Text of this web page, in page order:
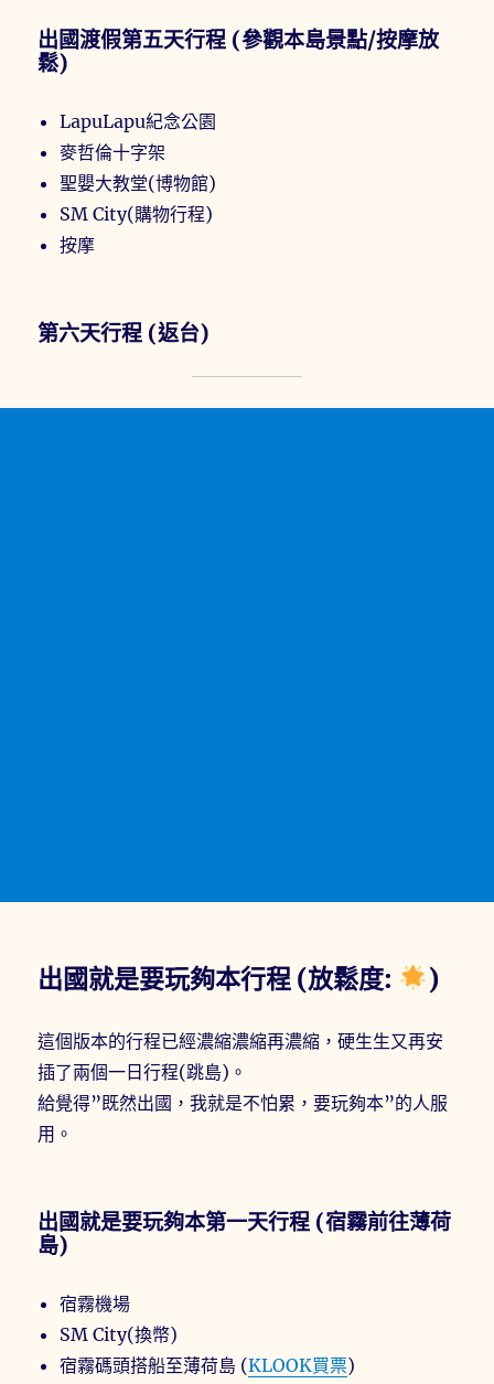
出國渡假第五天行程 (參觀本島景點/按摩放
鬆)
LapuLapu紀念公園
麥哲倫十字架
聖嬰大教堂(博物館)
SM City(購物行程)
按摩
第六天行程 (返台)
出國就是要玩夠本行程 (放鬆度: )
這個版本的行程已經濃縮濃縮再濃縮，硬生生又再安
插了兩個一日行程(跳島)。
給覺得”既然出國，我就是不怕累，要玩夠本”的人服
用。
出國就是要玩夠本第一天行程 (宿霧前往薄荷
島)
宿霧機場
SM City(換幣)
宿霧碼頭搭船至薄荷島 (KLOOK買票)